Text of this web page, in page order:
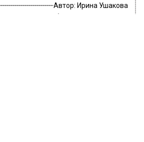
Автор: Ирина Ушакова
обвинения в